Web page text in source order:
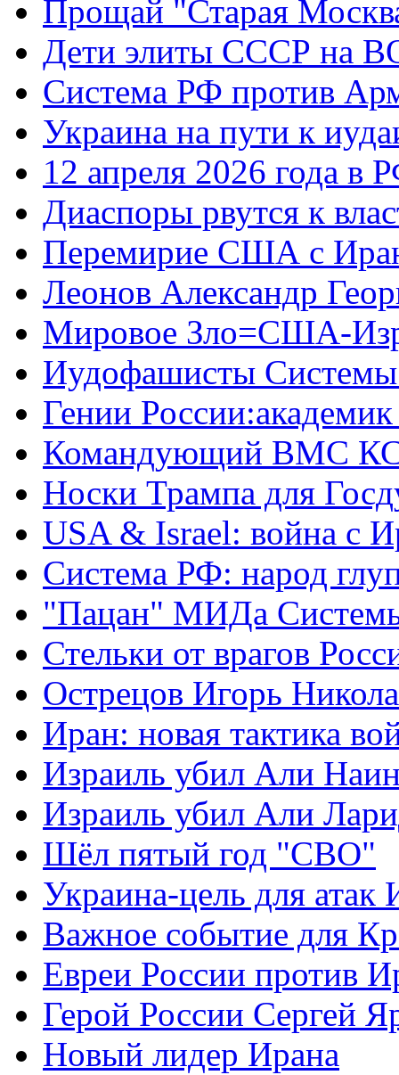
Прощай "Старая
Дети элиты СССР на
Система РФ против
Украина на пути к
12 апреля 2026 года в
Диаспоры рвутся к
Перемирие США с
Леонов Александр
Мировое Зло=США-
Иудофашисты
Гении
Командующий ВМС
Носки Трампа для
USA & Israel: война с
Система РФ: народ
"Пацан" МИДа
Стельки от врагов
Острецов Игорь
Иран: новая тактика
Израиль убил Али
Израиль убил Али
Шёл пятый год "СВО"
Украина-цель для атак
Важное событие для
Евреи России против
Герой России Сергей
Новый лидер Ирана